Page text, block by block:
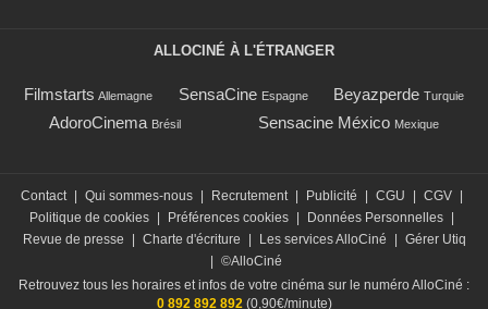
ALLOCINÉ À L'ÉTRANGER
Filmstarts Allemagne SensaCine Espagne Beyazperde Turquie
AdoroCinema Brésil Sensacine México Mexique
Contact Qui sommes-nous Recrutement Publicité CGU CGV
Politique de cookies
Préférences cookies Données Personnelles
Revue de presse
Charte d'écriture Les services AlloCiné
Gérer Utiq
©AlloCiné
Retrouvez tous les horaires et infos de votre cinéma sur le numéro AlloCiné :
0 892 892 892(0,90€/minute)